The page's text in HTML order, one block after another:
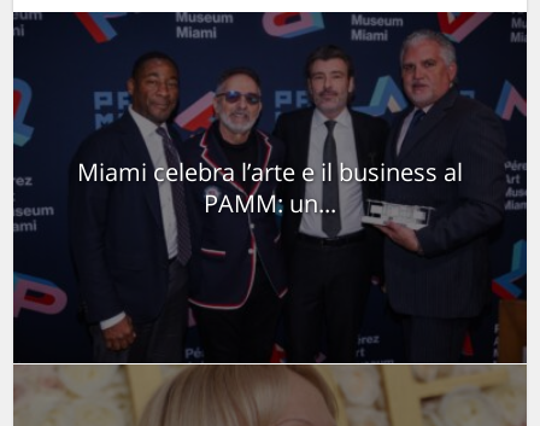
Miami celebra l’arte e il business al
PAMM: un...